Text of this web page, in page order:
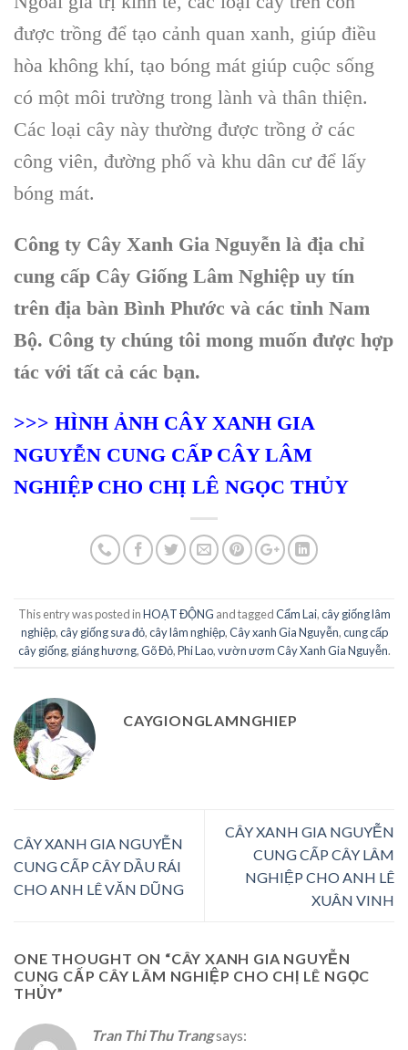
được trồng để tạo cảnh quan xanh, giúp điều
hòa không khí, tạo bóng mát giúp cuộc sống
có một môi trường trong lành và thân thiện.
Các loại cây này thường được trồng ở các
công viên, đường phố và khu dân cư để lấy
bóng mát.
Công ty Cây Xanh Gia Nguyễn là địa chỉ
cung cấp Cây Giống Lâm Nghiệp uy tín
trên địa bàn Bình Phước và các tỉnh Nam
Bộ. Công ty chúng tôi mong muốn được hợp
tác với tất cả các bạn.
>>> HÌNH ẢNH CÂY XANH GIA
NGUYỄN CUNG CẤP CÂY LÂM
NGHIỆP CHO CHỊ LÊ NGỌC THỦY
This entry was posted inHOẠT ĐỘNG and taggedCẩm Lai,cây giống lâm
nghiệp,cây giống sưa đỏ,cây lâm nghiệp,Cây xanh Gia Nguyễn,cung cấp
cây giống, giáng hương,Gõ Đỏ,Phi Lao,vườn ươm Cây Xanh Gia Nguyễn.
CAYGIONGLAMNGHIEP
CÂY XANH GIA NGUYỄN
CUNG CẤP CÂY DẦU RÁI
CHO ANH LÊ VĂN DŨNG
CÂY XANH GIA NGUYỄN
CUNG CẤP CÂY LÂM
NGHIỆP CHO ANH LÊ
XUÂN VINH
ONE THOUGHT ON “CÂY XANH GIA NGUYỄN
CUNG CẤP CÂY LÂM NGHIỆP CHO CHỊ LÊ NGỌC
THỦY”
Tran Thi Thu Trangsays: